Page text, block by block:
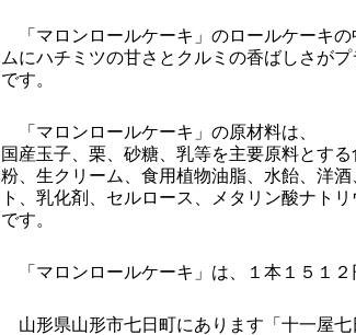
「マロンロールケーキ」のロールケーキ
ムにハチミツの甘さとクルミの香ばしさが
です。
「マロンロールケーキ」の原材料は、
国産玉子、栗、砂糖、乳等を主要原料とす
粉、生クリーム、食用植物油脂、水飴、洋
ト、乳化剤、セルロース、メタリン酸ナト
です。
「マロンロールケーキ」は、１本１５１２
山形県山形市七日町にあります「十一屋七